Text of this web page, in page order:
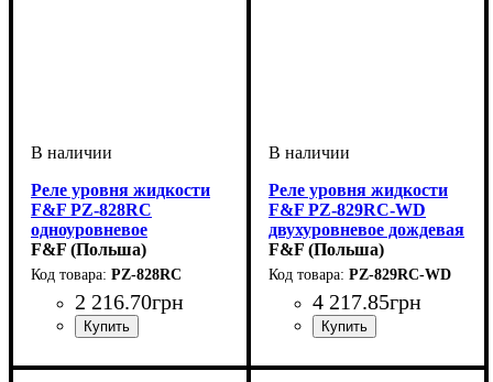
Реле уровня жидкости
F&F PZ-828RC
одноуровневое
F&F (Польша)
PZ-828RC
2 216.70грн
мм
Контроллеры для систем
Реле уровня жидкости
F&F PZ-829RC-WD
двухуровневое дождевая
вода
F&F (Польша)
PZ-829RC-WD
4 217.85грн
мм
Контроллеры для систем